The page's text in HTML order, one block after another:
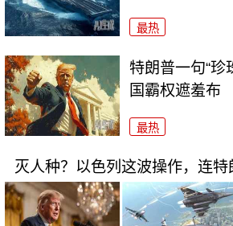
最热
特朗普一句“珍
国霸权遮羞布
最热
灭人种？以色列这波操作，连特